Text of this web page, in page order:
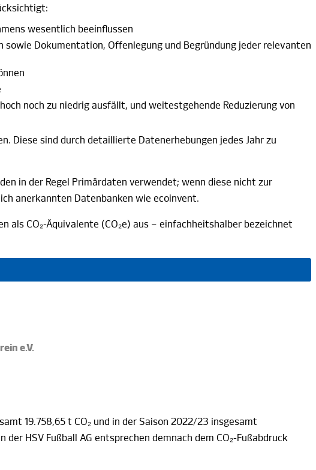
wesentlich beeinflussen
Dokumentation, Offenlegung und Begründung jeder relevanten
noch zu niedrig ausfällt, und weitestgehende Reduzierung von
Diese sind durch detaillierte Datenerhebungen jedes Jahr zu
in der Regel Primärdaten verwendet; wenn diese nicht zur
anerkannten Datenbanken wie ecoinvent.
als CO₂-Äquivalente (CO₂e) aus – einfachheitshalber bezeichnet
e.V.
19.758,65 t CO₂ und in der Saison 2022/23 insgesamt
der HSV Fußball AG entsprechen demnach dem CO₂-Fußabdruck